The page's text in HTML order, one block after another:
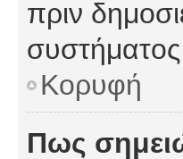
πριν
Κορυφή
Πως